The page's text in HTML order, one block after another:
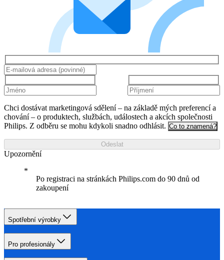
Chci dostávat marketingová sdělení – na základě mých preferencí a
chování – o produktech, službách, událostech a akcích společnosti
Philips. Z odběru se mohu kdykoli snadno odhlásit. Co to znamená?
Odeslat
Upozornění
Po registraci na stránkách Philips.com do 90 dnů od
zakoupení
Spotřební výrobky
Pro profesionály